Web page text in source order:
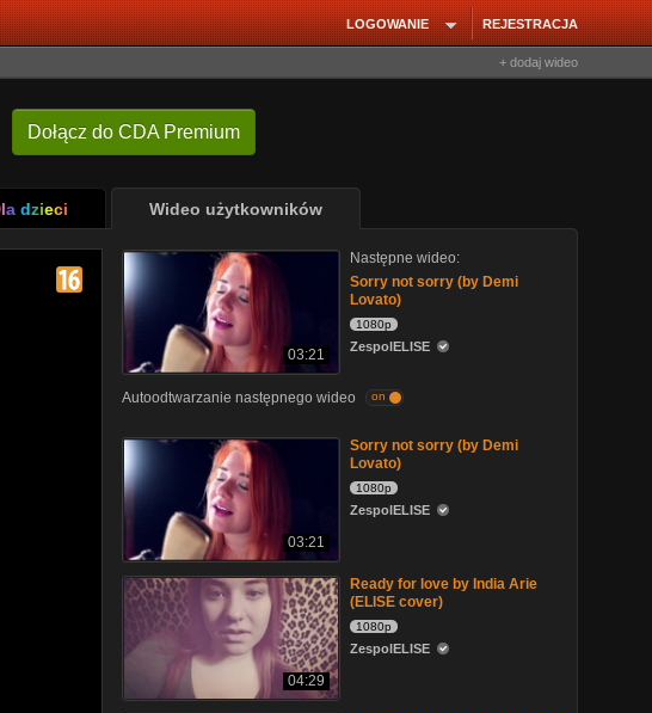
REJESTRACJA
LOGOWANIE
+ dodaj wideo
Dołącz do CDA Premium
dzieci Wideo użytkowników
03:21
Następne wideo:
Sorry not sorry (by Demi
Lovato)
1080p
ZespolELISE
Autoodtwarzanie następnego wideo on
03:21
Sorry not sorry (by Demi
Lovato)
1080p
ZespolELISE
04:29
Ready for love by India Arie
(ELISE cover)
1080p
ZespolELISE